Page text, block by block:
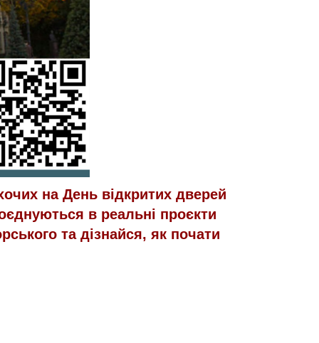
на День відкритих дверей
в реальні проєкти
та дізнайся, як почати